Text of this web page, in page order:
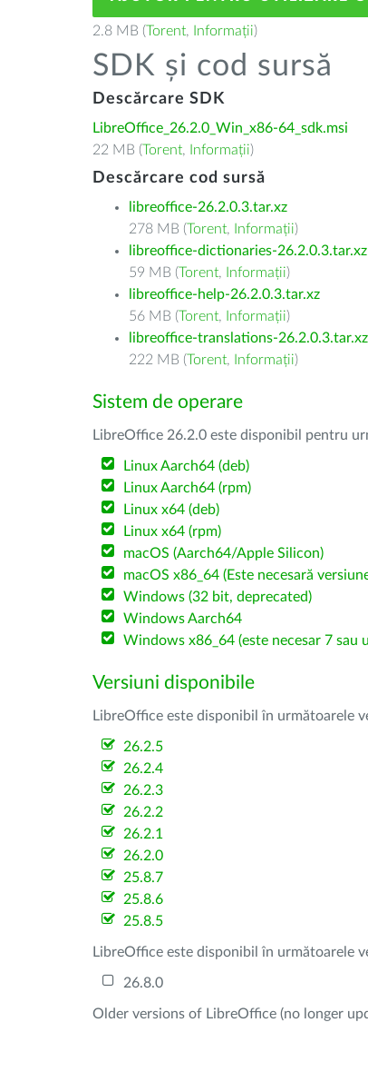
2.8 MB (Torent, Informații)
SDK și cod sursă
Descărcare SDK
LibreOffice_26.2.0_Win_x86-64_sdk.msi
22 MB (Torent, Informații)
Descărcare cod sursă
libreoffice-26.2.0.3.tar.xz
278 MB (Torent, Informații)
libreoffice-dictionaries-26.2.0.3.tar.xz
59 MB (Torent, Informații)
libreoffice-help-26.2.0.3.tar.xz
56 MB (Torent, Informații)
libreoffice-translations-26.2.0.3.tar.xz
222 MB (Torent, Informații)
Sistem de operare
LibreOffice 26.2.0 este disponibil pentru
Linux Aarch64 (deb)
Linux Aarch64 (rpm)
Linux x64 (deb)
Linux x64 (rpm)
macOS (Aarch64/Apple Silicon)
macOS x86_64 (Este necesară
Windows (32 bit, deprecated)
Windows Aarch64
Windows x86_64 (este necesar 7 sau
Versiuni disponibile
LibreOffice este disponibil în următoarele
26.2.5
26.2.4
26.2.3
26.2.2
26.2.1
26.2.0
25.8.7
25.8.6
25.8.5
LibreOffice este disponibil în următoarele
26.8.0
Older versions of LibreOffice (no longer